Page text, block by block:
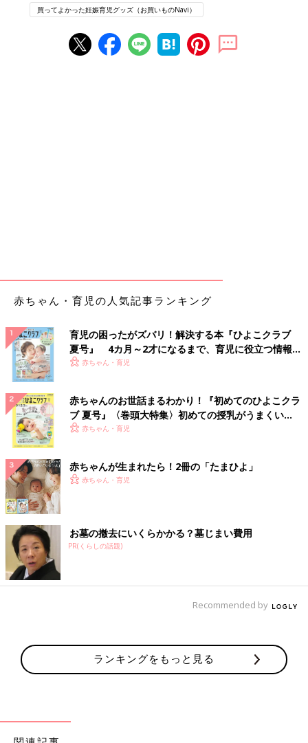
買ってよかった妊娠育児グッズ（お買いものNavi）
赤ちゃん・育児の人気記事ランキング
育児の困ったがズバリ！解決する本『ひよこクラブ
夏号』 4カ月～2才になるまで、育児に役立つ情報が
いっぱい！
赤ちゃん・育児
赤ちゃんのお世話まるわかり！『初めてのひよこクラ
ブ 夏号』〈巻頭大特集〉初めての授乳がうまくい
く！ おっぱい・ミルクの基本と夏のトラブル 解決テ
赤ちゃん・育児
赤ちゃんが生まれたら！2冊の「たまひよ」
赤ちゃん・育児
お墓の撤去にいくらかかる？墓じまい費用
PR(くらしの話題)
Recommended by
ランキングをもっと見る